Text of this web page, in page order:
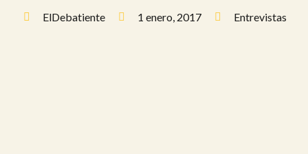
ElDebatiente 1 enero, 2017 Entrevistas